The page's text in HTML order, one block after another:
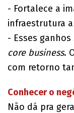
- Fortalece a
infraestrutura
- Esses
core business.
com retorno
Conhecer o
Não dá pra